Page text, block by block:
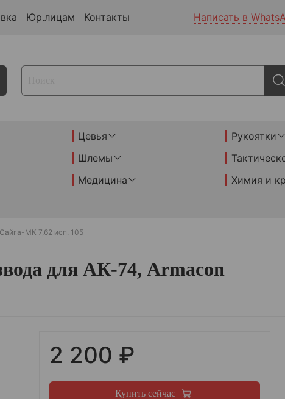
Юр.лицам Контакты Написать в
Цевья Рукоятки
Шлемы
Медицина Химия и
Сайга-МК 7,62 исп. 105
для АК-74, Armacon
2 200 ₽
Купить сейчас